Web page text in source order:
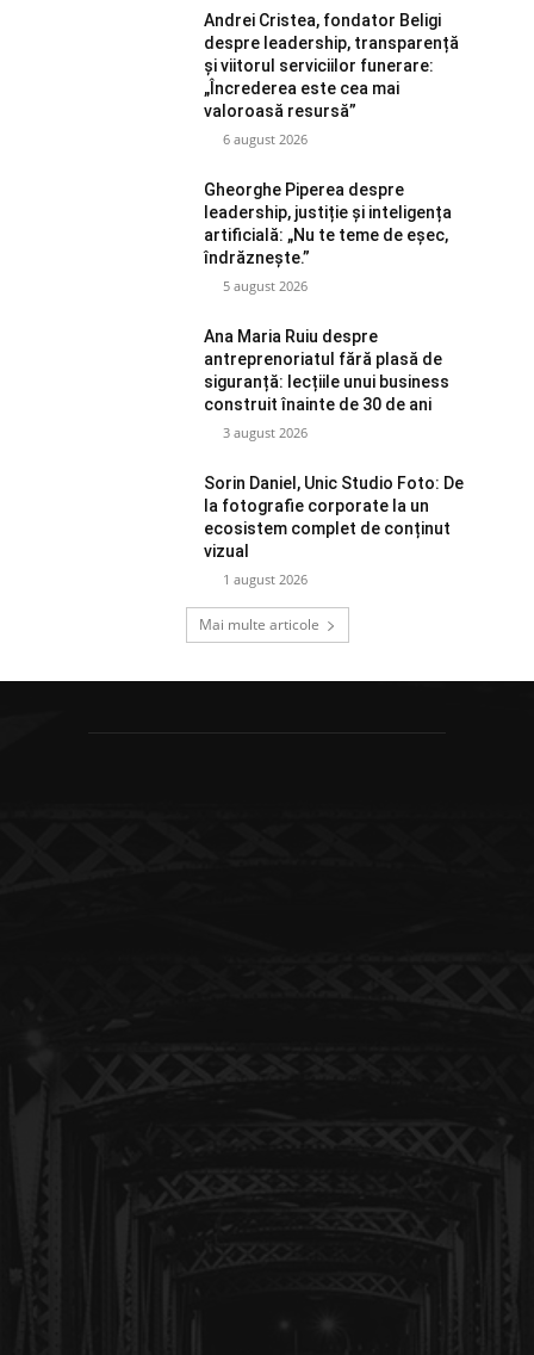
Andrei Cristea, fondator Beligi
despre leadership, transparență
și viitorul serviciilor funerare:
„Încrederea este cea mai
valoroasă resursă”
6 august 2026
Gheorghe Piperea despre
leadership, justiție și inteligența
artificială: „Nu te teme de eșec,
îndrăznește.”
5 august 2026
Ana Maria Ruiu despre
antreprenoriatul fără plasă de
siguranță: lecțiile unui business
construit înainte de 30 de ani
3 august 2026
Sorin Daniel, Unic Studio Foto: De
la fotografie corporate la un
ecosistem complet de conținut
vizual
1 august 2026
Mai multe articole